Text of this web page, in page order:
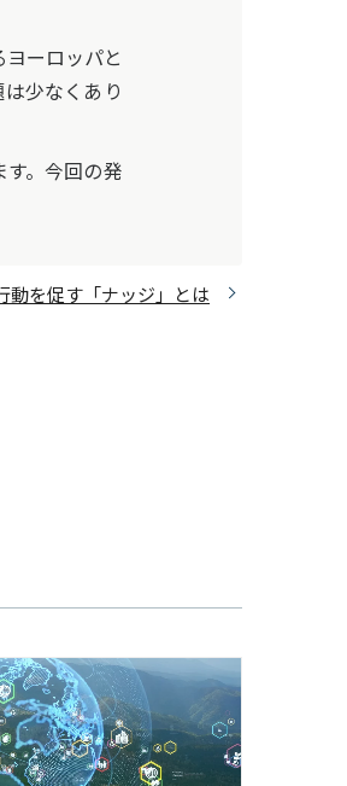
ーロッパと
少なくあり
。今回の発
動を促す「ナッジ」とは